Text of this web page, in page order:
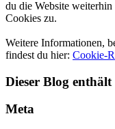
du die Website
Cookies zu.
Weitere Informationen,
findest du hier: Cookie-
Dieser Blog
Meta